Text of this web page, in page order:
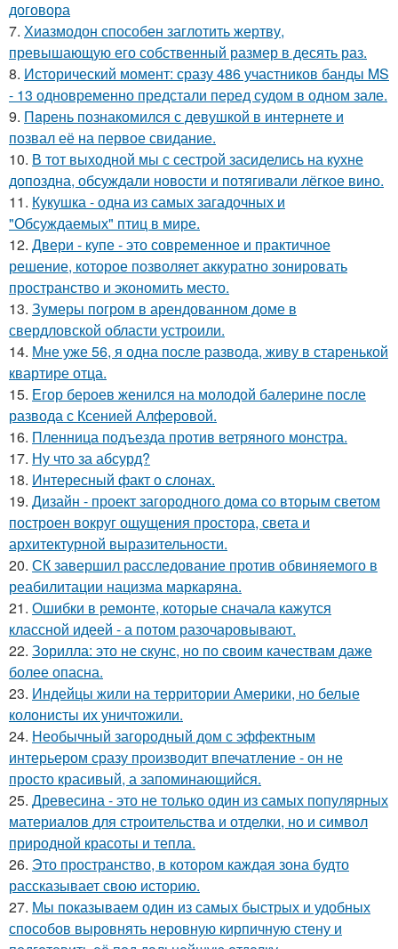
договора
7. Хиазмодон способен заглотить жертву,
превышающую его собственный размер в десять раз.
8. Исторический момент: сразу 486 участников банды MS
- 13 одновременно предстали перед судом в одном зале.
9. Пaрень познакомился с девушкой в интернете и
позвал её на первое свидание.
10. В тот выходной мы с сестрой засиделись на кухне
допоздна, обсуждали новости и потягивали лёгкое вино.
11. Кукушка - одна из самых загадочных и
"Обсуждаемых" птиц в мире.
12. Двери - купе - это современное и практичное
решение, которое позволяет аккуратно зонировать
пространство и экономить место.
13. Зумеры погром в арендованном доме в
свердловской области устроили.
14. Мне уже 56, я одна после развода, живу в старенькой
квартире отца.
15. Егор бероев женился на молодой балерине после
развода с Ксенией Алферовой.
16. Пленница подъезда против ветряного монстра.
17. Ну что за абсурд?
18. Интересный факт о слонах.
19. Дизайн - проект загородного дома со вторым светом
построен вокруг ощущения простора, света и
архитектурной выразительности.
20. СК завершил расследование против обвиняемого в
реабилитации нацизма маркаряна.
21. Ошибки в ремонте, которые сначала кажутся
классной идеей - а потом разочаровывают.
22. Зорилла: это не скунс, но по своим качествам даже
более опасна.
23. Индейцы жили на территории Америки, но белые
колонисты их уничтожили.
24. Необычный загородный дом с эффектным
интерьером сразу производит впечатление - он не
просто красивый, а запоминающийся.
25. Древесина - это не только один из самых популярных
материалов для строительства и отделки, но и символ
природной красоты и тепла.
26. Это пространство, в котором каждая зона будто
рассказывает свою историю.
27. Мы показываем один из самых быстрых и удобных
способов выровнять неровную кирпичную стену и